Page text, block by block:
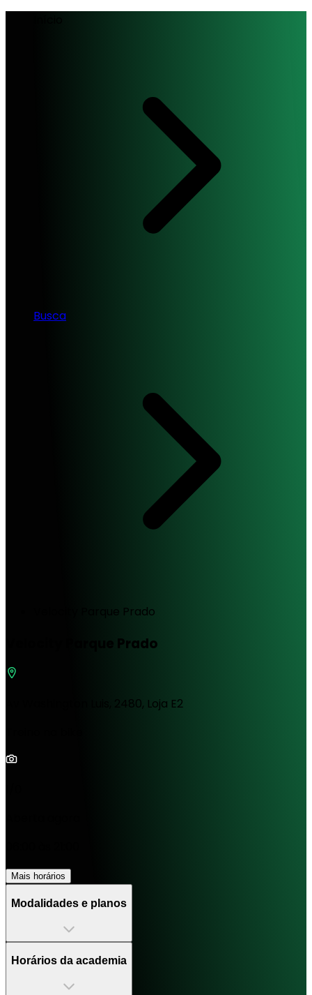
Busca
Velocity Parque Prado
Velocity Parque Prado
Av Washington Luis, 2480, Loja E2
Mais horários
Modalidades e planos
Horários da academia